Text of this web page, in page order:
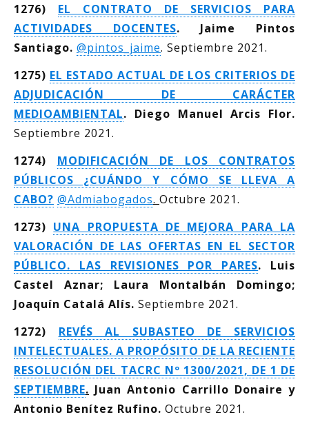
1276) EL CONTRATO DE SERVICIOS PARA
ACTIVIDADES DOCENTES. Jaime Pintos
Santiago. @pintos_jaime. Septiembre 2021.
1275) EL ESTADO ACTUAL DE LOS CRITERIOS DE
ADJUDICACIÓN DE CARÁCTER
MEDIOAMBIENTAL. Diego Manuel Arcis Flor.
Septiembre 2021.
1274) MODIFICACIÓN DE LOS CONTRATOS
PÚBLICOS ¿CUÁNDO Y CÓMO SE LLEVA A
CABO? @Admiabogados. Octubre 2021.
1273) UNA PROPUESTA DE MEJORA PARA LA
VALORACIÓN DE LAS OFERTAS EN EL SECTOR
PÚBLICO. LAS REVISIONES POR PARES. Luis
Castel Aznar; Laura Montalbán Domingo;
Joaquín Catalá Alís. Septiembre 2021.
1272) REVÉS AL SUBASTEO DE SERVICIOS
INTELECTUALES. A PROPÓSITO DE LA RECIENTE
RESOLUCIÓN DEL TACRC Nº 1300/2021, DE 1 DE
SEPTIEMBRE. Juan Antonio Carrillo Donaire y
Antonio Benítez Rufino. Octubre 2021.